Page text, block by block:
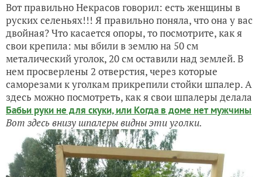
Вот правильно Некрасов говорил: есть женщины в
руских селеньях!!! Я правильно поняла, что она у вас
двойная? Что касается опоры, то посмотрите, как я
свои крепила: мы вбили в землю на 50 см
металический уголок, 20 см оставили над землей. В
нем просверлены 2 отверстия, через которые
саморезами к уголкам прикрепили стойки шпалер. А
здесь можно посмотреть, как я свои шпалеры делала
Бабьи руки не для скуки, или Когда в доме нет мужчины
Вот здесь внизу шпалеры видны эти уголки.